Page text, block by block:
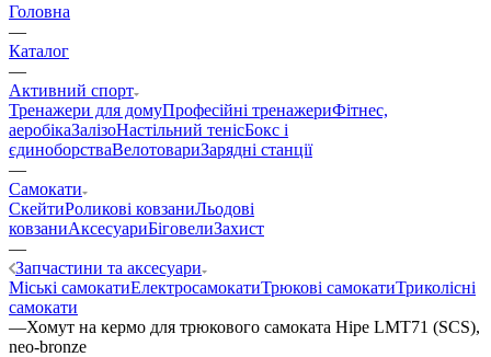
Головна
—
Каталог
—
Активний спорт
Тренажери для домуПрофесійні тренажериФітнес,
аеробікаЗалізоНастільний тенісБокс і
єдиноборстваВелотовариЗарядні станції
—
Самокати
СкейтиРоликові ковзаниЛьодові
ковзаниАксесуариБіговелиЗахист
—
Запчастини та аксесуари
Міські самокатиЕлектросамокатиТрюкові самокатиТриколісні
самокати
—Хомут на кермо для трюкового самоката Hipe LMT71 (SCS),
neo-bronze